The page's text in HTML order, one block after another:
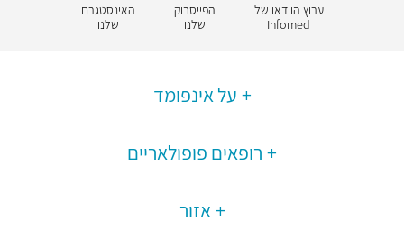
ערוץ הוידאו של
Infomed
הפייסבוק
שלנו
האינסטגרם
שלנו
על אינפומד
רופאים פופולאריים
אזור